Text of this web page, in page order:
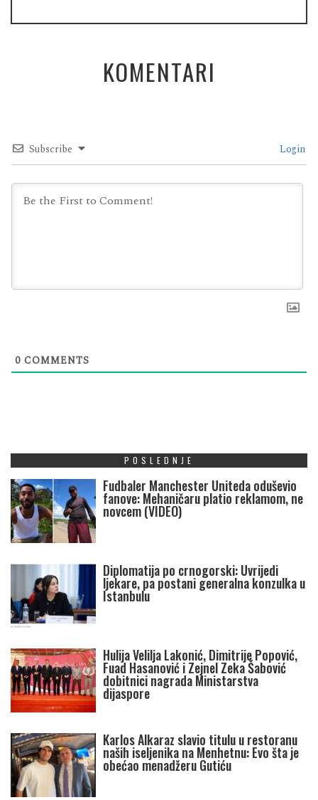
KOMENTARI
Subscribe Login
0 COMMENTS
POSLEDNJE
Fudbaler Manchester Uniteda oduševio
fanove: Mehaničaru platio reklamom, ne
novcem (VIDEO)
Diplomatija po crnogorski: Uvrijedi
ljekare, pa postani generalna konzulka u
Istanbulu
Hulija Velilja Lakonić, Dimitrije Popović,
Fuad Hasanović i Zejnel Zeka Šabović
dobitnici nagrada Ministarstva
dijaspore
Karlos Alkaraz slavio titulu u restoranu
naših iseljenika na Menhetnu: Evo šta je
obećao menadžeru Gutiću